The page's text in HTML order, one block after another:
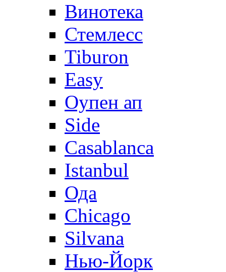
Винотека
Стемлесс
Tiburon
Easy
Оупен ап
Side
Casablanca
Istanbul
Ода
Chicago
Silvana
Нью-Йорк